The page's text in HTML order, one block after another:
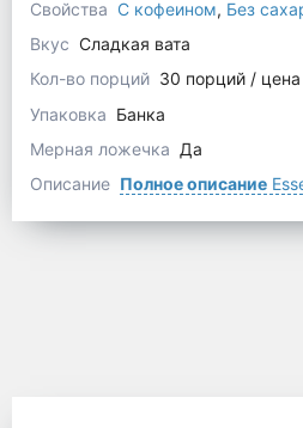
Свойства С кофеином, Без
Вкус Сладкая вата
Кол-во порций 30 порций /
Упаковка Банка
Мерная ложечка Да
Описание Полное описание